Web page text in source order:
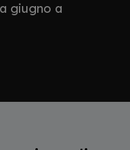
giugno a